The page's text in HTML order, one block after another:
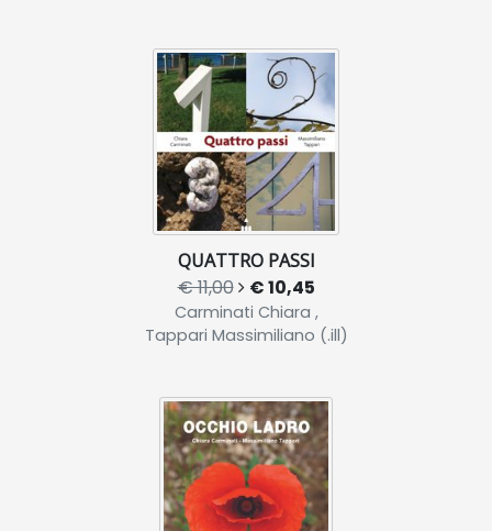
QUATTRO PASSI
€ 11,00 € 10,45
Carminati Chiara ,
Tappari Massimiliano (.ill)